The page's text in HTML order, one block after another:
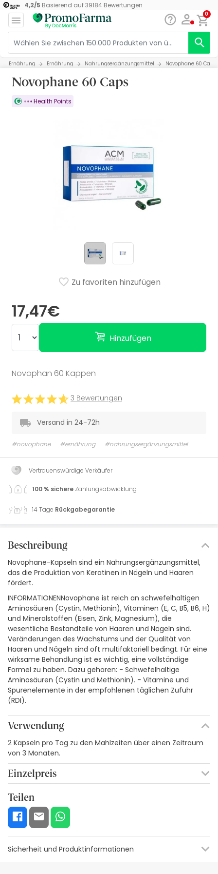
4,2/5 Basierend auf39184 Bewertungen
0
Ernährung Ernährung Nahrungsergänzungsmittel Novophane 60 Caps
Novophane 60 Caps
Health Points
17,47€
Hinzufügen
Zu favoriten hinzufügen
Novophan 60 Kappen
3 Bewertungen
Versand in 24-72h
#novophane #ernährung #nahrungsergänzungsmittel
Vertrauenswürdige Verkäufer
100 % sichere Zahlungsabwicklung
14 Tage Rückgabegarantie
Beschreibung
Novophane-Kapseln sind ein Nahrungsergänzungsmittel,
das die Produktion von Keratinen in Nägeln und Haaren
fördert.
INFORMATIONENNovophane ist reich an schwefelhaltigen
Aminosäuren (Cystin, Methionin), Vitaminen (E, C, B5, B6, H)
und Mineralstoffen (Eisen, Zink, Magnesium), die
wesentliche Bestandteile von Haaren und Nägeln sind.
Veränderungen des Wachstums und der Qualität von
Haaren und Nägeln sind oft multifaktoriell bedingt. Für eine
wirksame Behandlung ist es wichtig, eine vollständige
Formel zu haben. Dazu gehören: - Schwefelhaltige
Aminosäuren (Cystin und Methionin). - Vitamine und
Spurenelemente in der empfohlenen täglichen Zufuhr
(RDI).
Verwendung
2 Kapseln pro Tag zu den Mahlzeiten über einen Zeitraum
von 3 Monaten.
Einzelpreis
Teilen
Sicherheit und Produktinformationen